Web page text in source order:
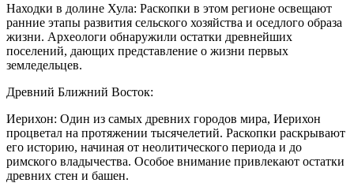
Находки в долине Хула: Раскопки в этом регионе освещают
ранние этапы развития сельского хозяйства и оседлого образа
жизни. Археологи обнаружили остатки древнейших
поселений, дающих представление о жизни первых
земледельцев.
Древний Ближний Восток:
Иерихон: Один из самых древних городов мира, Иерихон
процветал на протяжении тысячелетий. Раскопки раскрывают
его историю, начиная от неолитического периода и до
римского владычества. Особое внимание привлекают остатки
древних стен и башен.